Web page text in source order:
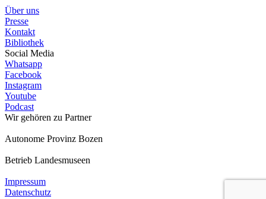
Über uns
Presse
Kontakt
Bibliothek
Social Media
Whatsapp
Facebook
Instagram
Youtube
Podcast
Wir gehören zu Partner
Autonome Provinz Bozen
Betrieb Landesmuseen
Impressum
Datenschutz